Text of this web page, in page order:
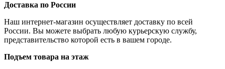
Доставка по России
Наш интернет-магазин осуществляет доставку по всей
России. Вы можете выбрать любую курьерскую службу,
представительство которой есть в вашем городе.
Подъем товара на этаж